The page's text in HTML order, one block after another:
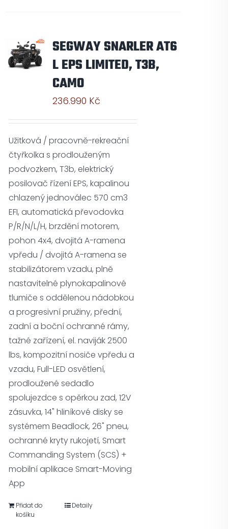
SEGWAY SNARLER AT6
L EPS LIMITED, T3B,
CAMO
236.990 Kč
Užitková / pracovně-rekreační
čtyřkolka s prodlouženým
podvozkem, T3b, elektrický
posilovač řízení EPS, kapalinou
chlazený jednoválec 570 cm3
EFI, automatická převodovka
P/R/N/L/H, brzdění motorem,
pohon 4x4, dvojitá A-ramena
vpředu / dvojitá A-ramena se
stabilizátorem vzadu, plně
nastavitelné plynokapalinové
tlumiče s oddělenou nádobkou
a progresivní pružiny, přední,
zadní a boční ochranné rámy,
tažné zařízení, el. naviják 2500
lbs, kompozitní nosiče vpředu a
vzadu, Full-LED osvětlení,
prodloužené sedadlo
spolujezdce s opěrkou zad, 12V
zásuvka, 14" hliníkové disky se
systémem Beadlock, 26" pneu,
ochranné kryty rukojetí, Smart
Commanding System (SCS) +
mobilní aplikace Smart-Moving
App
Přidat do
košíku
Detaily